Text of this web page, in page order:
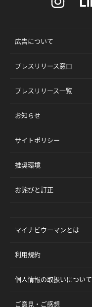
広告について
プレスリリース窓口
プレスリリース一覧
お知らせ
サイトポリシー
推奨環境
お詫びと訂正
マイナビウーマンとは
利用規約
個人情報の取扱いについて
ご意見・ご感想